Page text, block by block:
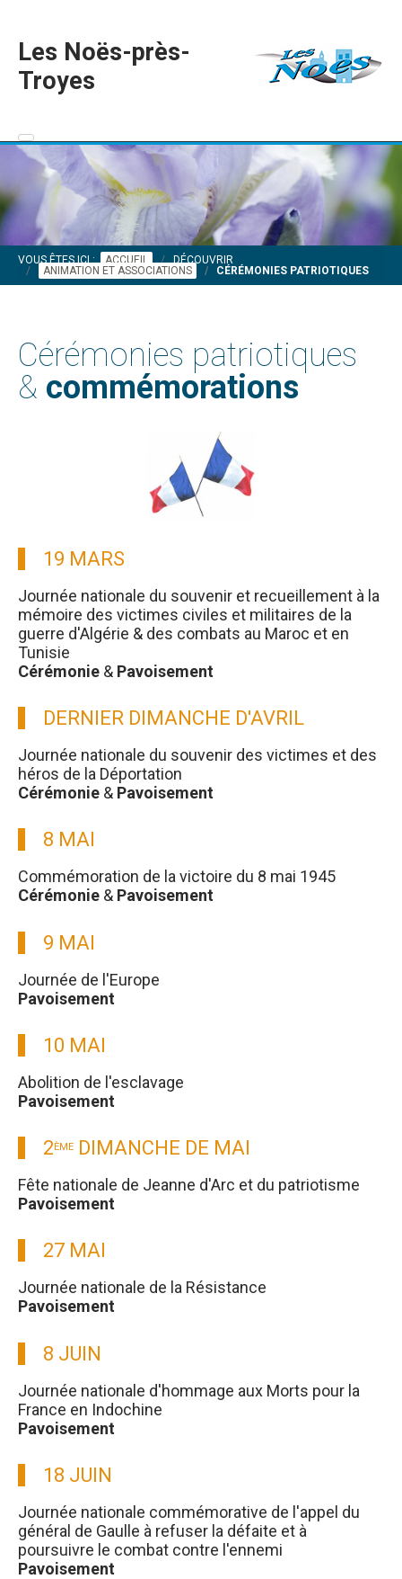
Les Noës-près-
Troyes
VOUS ÊTES ICI : ACCUEIL
DÉCOUVRIR
ANIMATION ET ASSOCIATIONS
CÉRÉMONIES PATRIOTIQUES
Cérémonies patriotiques
& commémorations
19 MARS
Journée nationale du souvenir et recueillement à la
mémoire des victimes civiles et militaires de la
guerre d'Algérie & des combats au Maroc et en
Tunisie
Cérémonie & Pavoisement
DERNIER DIMANCHE D'AVRIL
Journée nationale du souvenir des victimes et des
héros de la Déportation
Cérémonie & Pavoisement
8 MAI
Commémoration de la victoire du 8 mai 1945
Cérémonie & Pavoisement
9 MAI
Journée de l'Europe
Pavoisement
10 MAI
Abolition de l'esclavage
Pavoisement
2ÈME DIMANCHE DE MAI
Fête nationale de Jeanne d'Arc et du patriotisme
Pavoisement
27 MAI
Journée nationale de la Résistance
Pavoisement
8 JUIN
Journée nationale d'hommage aux Morts pour la
France en Indochine
Pavoisement
18 JUIN
Journée nationale commémorative de l'appel du
général de Gaulle à refuser la défaite et à
poursuivre le combat contre l'ennemi
Pavoisement